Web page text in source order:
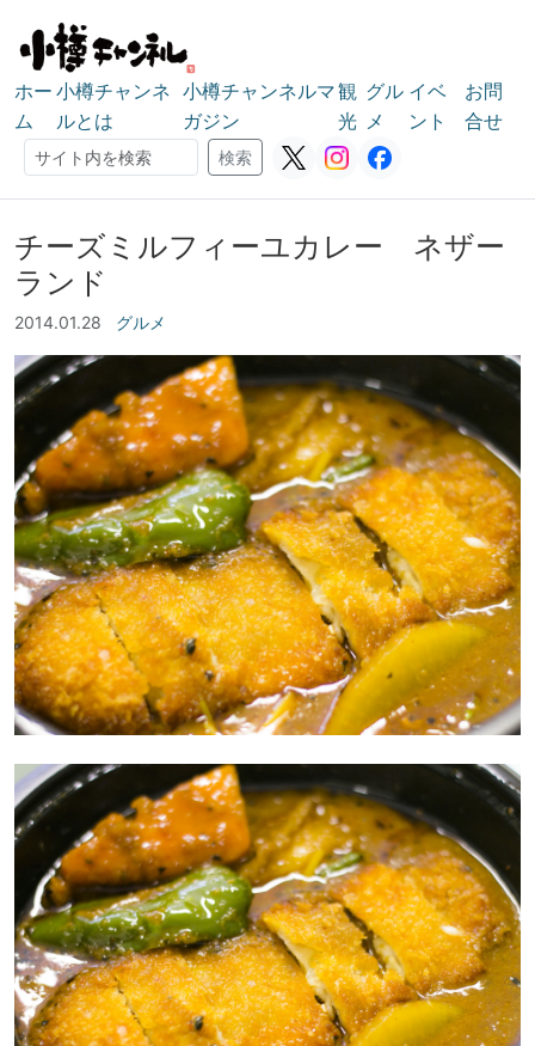
ホー
ム
小樽チャンネ
ルとは
小樽チャンネルマ
ガジン
観
光
グル
メ
イベ
ント
お問
合せ
検索
検索
チーズミルフィーユカレー ネザー
ランド
2014.01.28 グルメ